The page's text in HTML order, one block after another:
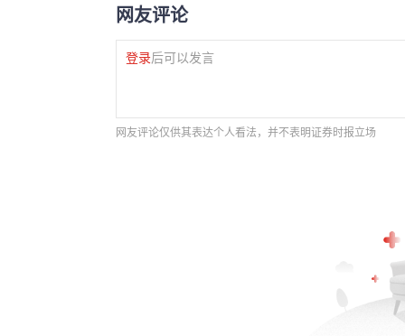
网友评论
登录后可以发言
网友评论仅供其表达个人看法，并不表明证券时报立场